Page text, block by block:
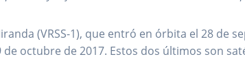
(VRSS-1), que entró en órbita el 28 de
de octubre de 2017. Estos dos últimos son